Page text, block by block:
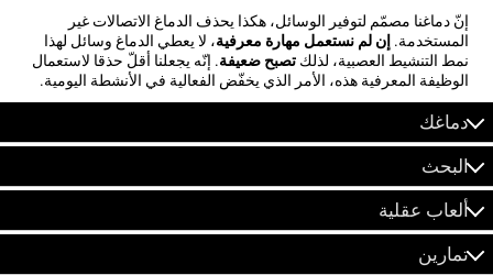
إنّ دماغنا مصمّم لتوفير الوسائل، هكذا يحذف الدماغ الاتصالات غير
المستخدمة. إن لم نستعمل مهارة معرفية، لا يعطي الدماغ وسائل لهذا
نمط التنشيط العصبية، لذلكتصبح ضعيفة. إنّه يجعلنا أقلّ حذقا لاستعمال
الوظيفة المعرفية هذه، الأمر الذي يخفّض الفعالية في الأنشطة اليومية.
دماغك
البحث
ألعاب عقلية
تمارين